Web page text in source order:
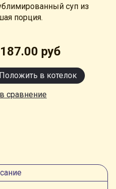
суп из
порция.
187.00 руб
Положить в котелок
сравнение